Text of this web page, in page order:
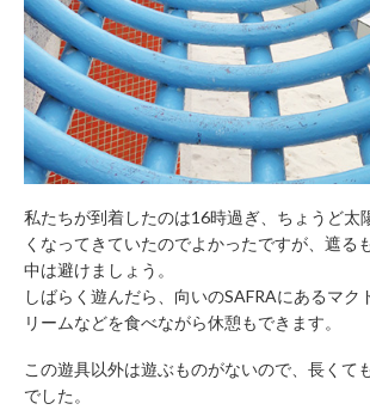
私たちが到着したのは16時過ぎ、ちょうど太
くなってきていたのでよかったですが、遮る
中は避けましょう。
しばらく遊んだら、向いのSAFRAにあるマク
リームなどを食べながら休憩もできます。
この遊具以外は遊ぶものがないので、長くて
でした。